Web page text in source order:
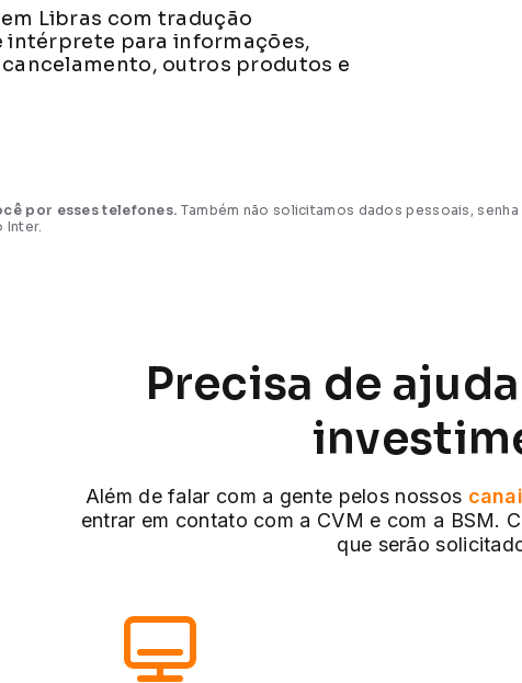
Libras com tradução
intérprete para informações,
outros produtos e
por esses telefones. Também não solicitamos dados pessoais,
Inter.
Precisa de
Além de falar com a gente pelos nossos
entrar em contato com a CVM e com a BSM.
que serão